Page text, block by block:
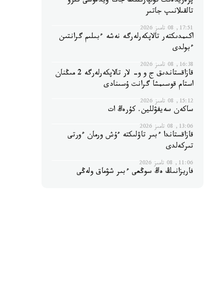
تالقىلانىپ جاتىر
17:51, 08 تامىز 2026
اكىمدىكتەر تالاپكەرلەرگە نەشە ءبىلىم گرانتىن
ءبولدى
16:38, 08 تامىز 2026
قازاقستاندىق ج و و- لار تالاپكەرلەرگە 2 مىڭنان
استام قوسىمشا گرانت ۇسىنادى
15:12, 08 تامىز 2026
ساكەن سەيفۋللين. كۇرەڭ ات
13:06, 08 تامىز 2026
قازاقستاندا ءبىر تاۋلىكتە ءۇش ورمان ءورتى
تىركەلدى
11:06, 08 تامىز 2026
فاريزانىڭ ەڭ سوڭعى ءبىر شۋماق ولەڭى